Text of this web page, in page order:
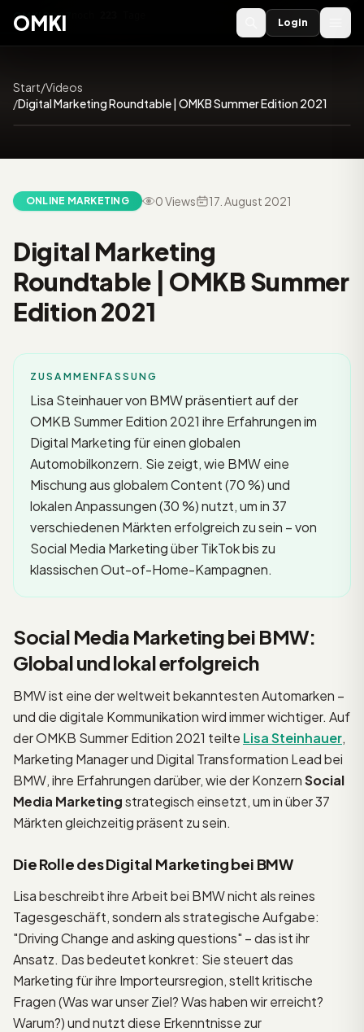
OMKI 2027
OMKI Login
Start/Videos
/Digital Marketing Roundtable | OMKB Summer Edition 2021
1:01:54
ONLINE MARKETING 0 Views 17. August 2021
Video:
Digital Marketing
Roundtable | OMKB Summer
Edition 2021
ZUSAMMENFASSUNG
Lisa Steinhauer von BMW präsentiert auf der
OMKB Summer Edition 2021 ihre Erfahrungen im
Digital Marketing für einen globalen
Automobilkonzern. Sie zeigt, wie BMW eine
Mischung aus globalem Content (70 %) und
lokalen Anpassungen (30 %) nutzt, um in 37
verschiedenen Märkten erfolgreich zu sein – von
Social Media Marketing über TikTok bis zu
klassischen Out-of-Home-Kampagnen.
Social Media Marketing bei BMW:
Global und lokal erfolgreich
BMW ist eine der weltweit bekanntesten Automarken –
und die digitale Kommunikation wird immer wichtiger. Auf
der OMKB Summer Edition 2021 teilte Lisa Steinhauer,
Marketing Manager und Digital Transformation Lead bei
BMW, ihre Erfahrungen darüber, wie der KonzernSocial
Media Marketingstrategisch einsetzt, um in über 37
Märkten gleichzeitig präsent zu sein.
Die Rolle des Digital Marketing bei BMW
Lisa beschreibt ihre Arbeit bei BMW nicht als reines
Tagesgeschäft, sondern als strategische Aufgabe:
"Driving Change and asking questions" – das ist ihr
Ansatz. Das bedeutet konkret: Sie steuert das
Marketing für ihre Importeursregion, stellt kritische
Fragen (Was war unser Ziel? Was haben wir erreicht?
Warum?) und nutzt diese Erkenntnisse zur